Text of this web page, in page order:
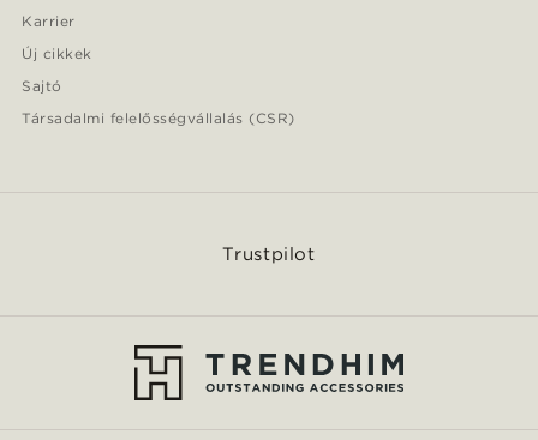
Karrier
Új cikkek
Sajtó
Társadalmi felelősségvállalás (CSR)
Trustpilot